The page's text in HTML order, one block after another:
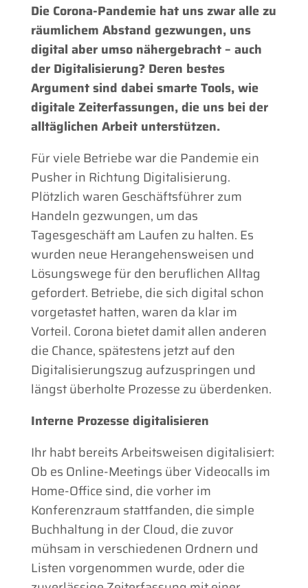
Die Corona-Pandemie hat uns zwar alle zu
räumlichem Abstand gezwungen, uns
digital aber umso nähergebracht – auch
der Digitalisierung? Deren bestes
Argument sind dabei smarte Tools, wie
digitale Zeiterfassungen, die uns bei der
alltäglichen Arbeit unterstützen.
Für viele Betriebe war die Pandemie ein
Pusher in Richtung Digitalisierung.
Plötzlich waren Geschäftsführer zum
Handeln gezwungen, um das
Tagesgeschäft am Laufen zu halten. Es
wurden neue Herangehensweisen und
Lösungswege für den beruflichen Alltag
gefordert. Betriebe, die sich digital schon
vorgetastet hatten, waren da klar im
Vorteil. Corona bietet damit allen anderen
die Chance, spätestens jetzt auf den
Digitalisierungszug aufzuspringen und
längst überholte Prozesse zu überdenken.
Interne Prozesse digitalisieren
Ihr habt bereits Arbeitsweisen digitalisiert:
Ob es Online-Meetings über Videocalls im
Home-Office sind, die vorher im
Konferenzraum stattfanden, die simple
Buchhaltung in der Cloud, die zuvor
mühsam in verschiedenen Ordnern und
Listen vorgenommen wurde, oder die